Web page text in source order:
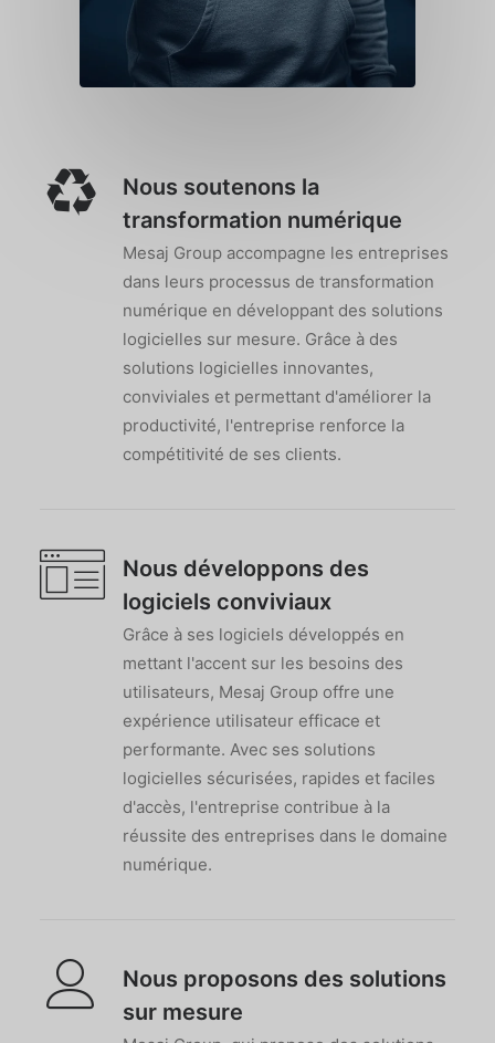
Nous soutenons la
transformation numérique
Mesaj Group accompagne les entreprises
dans leurs processus de transformation
numérique en développant des solutions
logicielles sur mesure. Grâce à des
solutions logicielles innovantes,
conviviales et permettant d'améliorer la
productivité, l'entreprise renforce la
compétitivité de ses clients.
Nous développons des
logiciels conviviaux
Grâce à ses logiciels développés en
mettant l'accent sur les besoins des
utilisateurs, Mesaj Group offre une
expérience utilisateur efficace et
performante. Avec ses solutions
logicielles sécurisées, rapides et faciles
d'accès, l'entreprise contribue à la
réussite des entreprises dans le domaine
numérique.
Nous proposons des solutions
sur mesure